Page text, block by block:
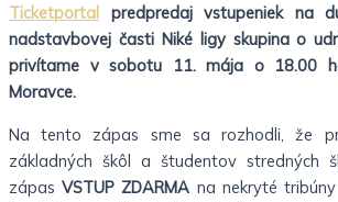
Ticketportal
predpredaj vstupeniek na
nadstavbovej časti Niké ligy skupina o
privítame v sobotu 11. mája o 18.00
Moravce.
Na tento zápas sme sa rozhodli, že
základných škôl a študentov stredných
zápasVSTUP ZDARMA na nekryté